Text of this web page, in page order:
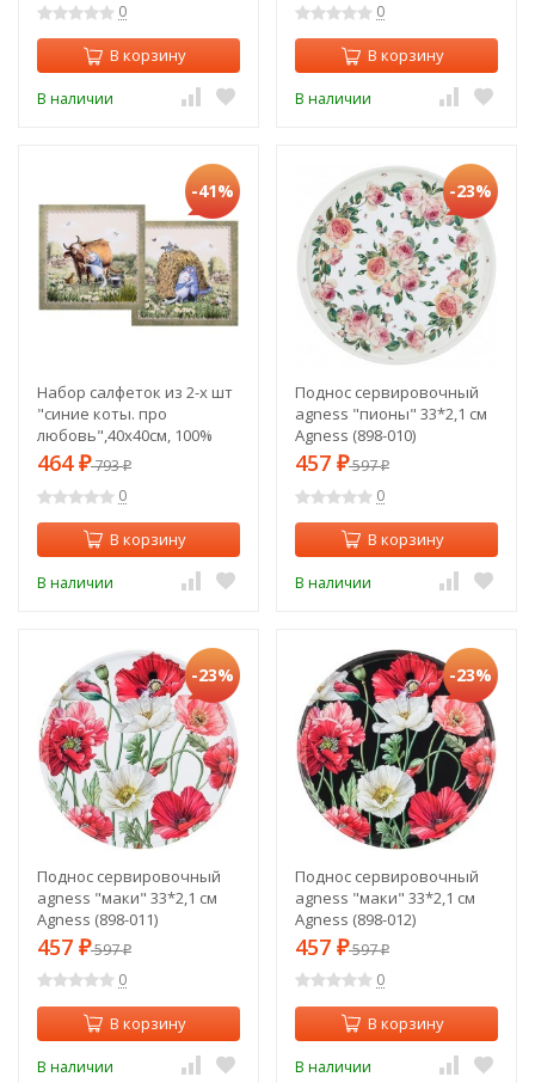
0
В корзину
В наличии
0
В корзину
В наличии
-41%
Набор салфеток из 2-х шт
"синие коты. про
любовь",40х40см, 100%
хлопок,твил, беж Lefard
(850-720-81)
464 ₽793₽
0
В корзину
В наличии
-23%
Поднос сервировочный
agness "пионы" 33*2,1 см
Agness (898-010)
457 ₽597₽
0
В корзину
В наличии
-23%
Поднос сервировочный
agness "маки" 33*2,1 см
Agness (898-011)
457 ₽597₽
0
В корзину
В наличии
-23%
Поднос сервировочный
agness "маки" 33*2,1 см
Agness (898-012)
457 ₽597₽
0
В корзину
В наличии